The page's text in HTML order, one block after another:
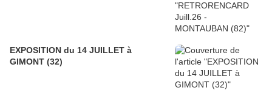
EXPOSITION du 14 JUILLET à
GIMONT (32)